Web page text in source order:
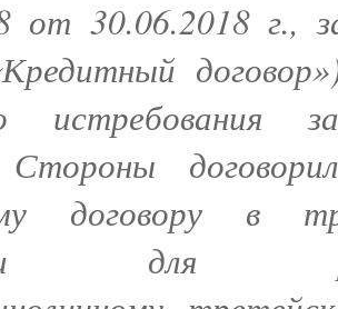
от 30.06.2018 г.,
истребования
Стороны
договору в
для